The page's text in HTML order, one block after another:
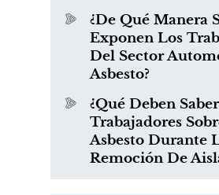
¿De Qué Manera
Exponen Los
Del Sector
Asbesto?
¿Qué Deben
Trabajadores
Asbesto Durante
Remoción De